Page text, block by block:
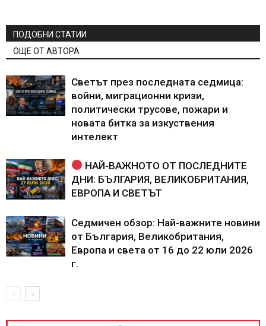
ПОДОБНИ СТАТИИ
ОЩЕ ОТ АВТОРА
Светът през последната седмица:
войни, миграционни кризи,
политически трусове, пожари и
новата битка за изкуствения
интелект
НАЙ-ВАЖНОТО ОТ ПОСЛЕДНИТЕ
ДНИ: БЪЛГАРИЯ, ВЕЛИКОБРИТАНИЯ,
ЕВРОПА И СВЕТЪТ
Седмичен обзор: Най-важните новини
от България, Великобритания,
Европа и света от 16 до 22 юли 2026
г.